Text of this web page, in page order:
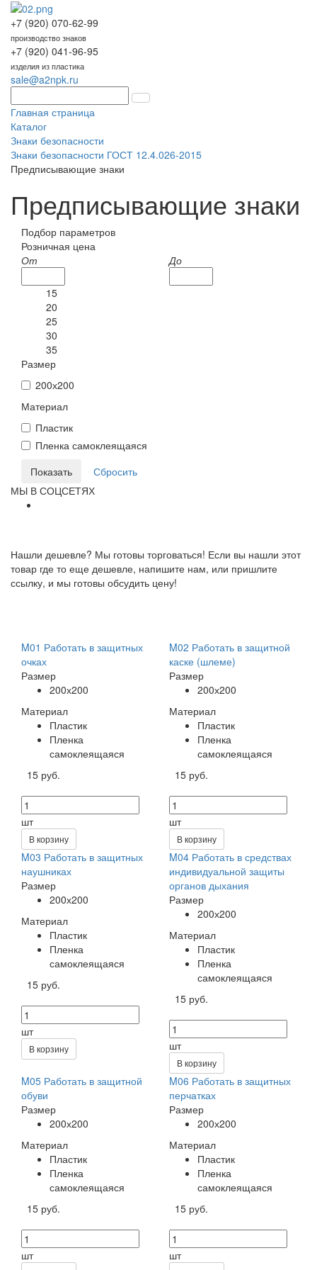
+7 (920) 070-62-99
производство знаков
+7 (920) 041-96-95
изделия из пластика
sale@a2npk.ru
Главная страница
Каталог
Знаки безопасности
Знаки безопасности ГОСТ 12.4.026-2015
Предписывающие знаки
Предписывающие знаки
Подбор параметров
Розничная цена
От
До
15
20
25
30
35
Размер
200х200
Материал
Пластик
Пленка самоклеящаяся
МЫ В СОЦСЕТЯХ
Нашли дешевле? Мы готовы торговаться! Если вы нашли этот
товар где то еще дешевле, напишите нам, или пришлите
ссылку, и мы готовы обсудить цену!
M01 Работать в защитных
очках
Размер
200х200
Материал
Пластик
Пленка
самоклеящаяся
15 руб.
шт
В корзину
M02 Работать в защитной
каске (шлеме)
Размер
200х200
Материал
Пластик
Пленка
самоклеящаяся
15 руб.
шт
В корзину
M03 Работать в защитных
наушниках
Размер
200х200
Материал
Пластик
Пленка
самоклеящаяся
15 руб.
шт
В корзину
M04 Работать в средствах
индивидуальной защиты
органов дыхания
Размер
200х200
Материал
Пластик
Пленка
самоклеящаяся
15 руб.
шт
В корзину
M05 Работать в защитной
обуви
Размер
200х200
Материал
Пластик
Пленка
самоклеящаяся
15 руб.
шт
M06 Работать в защитных
перчатках
Размер
200х200
Материал
Пластик
Пленка
самоклеящаяся
15 руб.
шт